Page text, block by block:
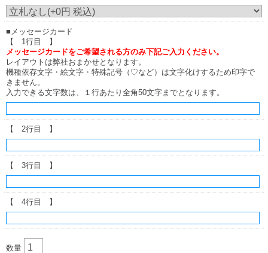
■メッセージカード
【 1行目 】
メッセージカードをご希望される方のみ下記ご入力ください。
レイアウトは弊社おまかせとなります。
機種依存文字・絵文字・特殊記号（♡など）は文字化けするため印字で
きません。
入力できる文字数は、１行あたり全角50文字までとなります。
【 2行目 】
【 3行目 】
【 4行目 】
数量